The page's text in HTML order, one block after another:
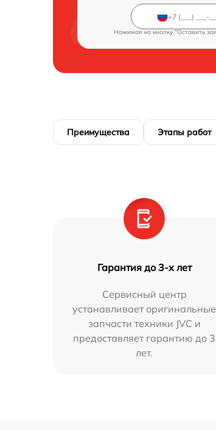
Нажимая на кнопку "Оставить
Преимущества Этапы работ
Гарантия до 3-х лет
Сервисный центр
устанавливает оригинальные
запчасти техники JVC и
предоставляет гарантию до 3
лет.